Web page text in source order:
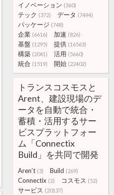
イノベーション (360)
テック (372) データ (7494)
パッケージ (748)
企業 (6616) 加速 (826)
基盤 (1295) 提供 (16563)
構築 (2041) 活用 (5660)
統合 (1519) 開始 (22402)
トランスコスモスと
Arent、建設現場のデ
ータを自動で統合・
蓄積・活用するサー
ビスプラットフォー
ム「Connectix
Build」を共同で開発
Aren’t (3) Build (269)
Connectix (2) コスモス (52)
サービス (20137)